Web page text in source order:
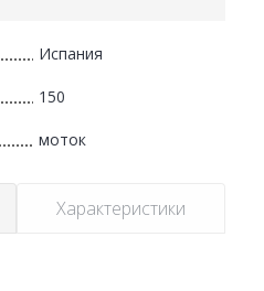
Испания
150
моток
Характеристики